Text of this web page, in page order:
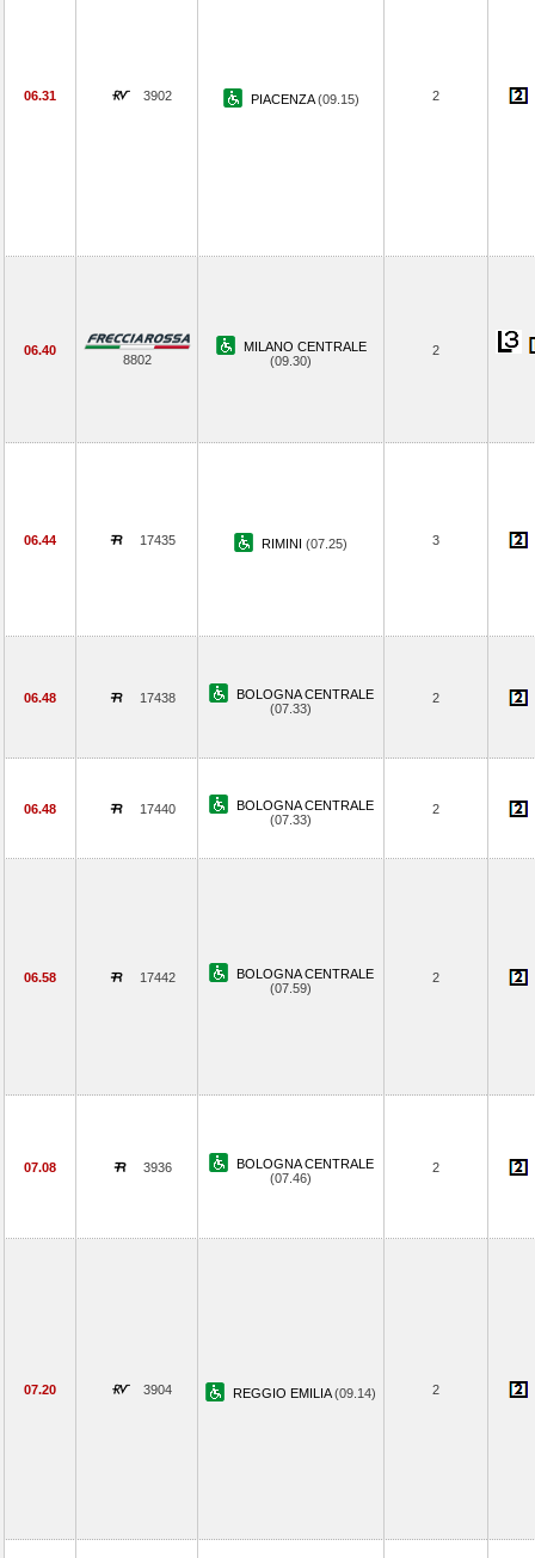
06.31 3902 PIACENZA(09.15) 2
06.40
8802
MILANO CENTRALE
(09.30)
2
06.44 17435 RIMINI (07.25) 3
06.48 17438
BOLOGNA CENTRALE
(07.33)
2
06.48 17440
BOLOGNA CENTRALE
(07.33)
2
06.58 17442
BOLOGNA CENTRALE
(07.59)
2
07.08 3936
BOLOGNA CENTRALE
(07.46)
2
07.20 3904 REGGIO EMILIA(09.14) 2